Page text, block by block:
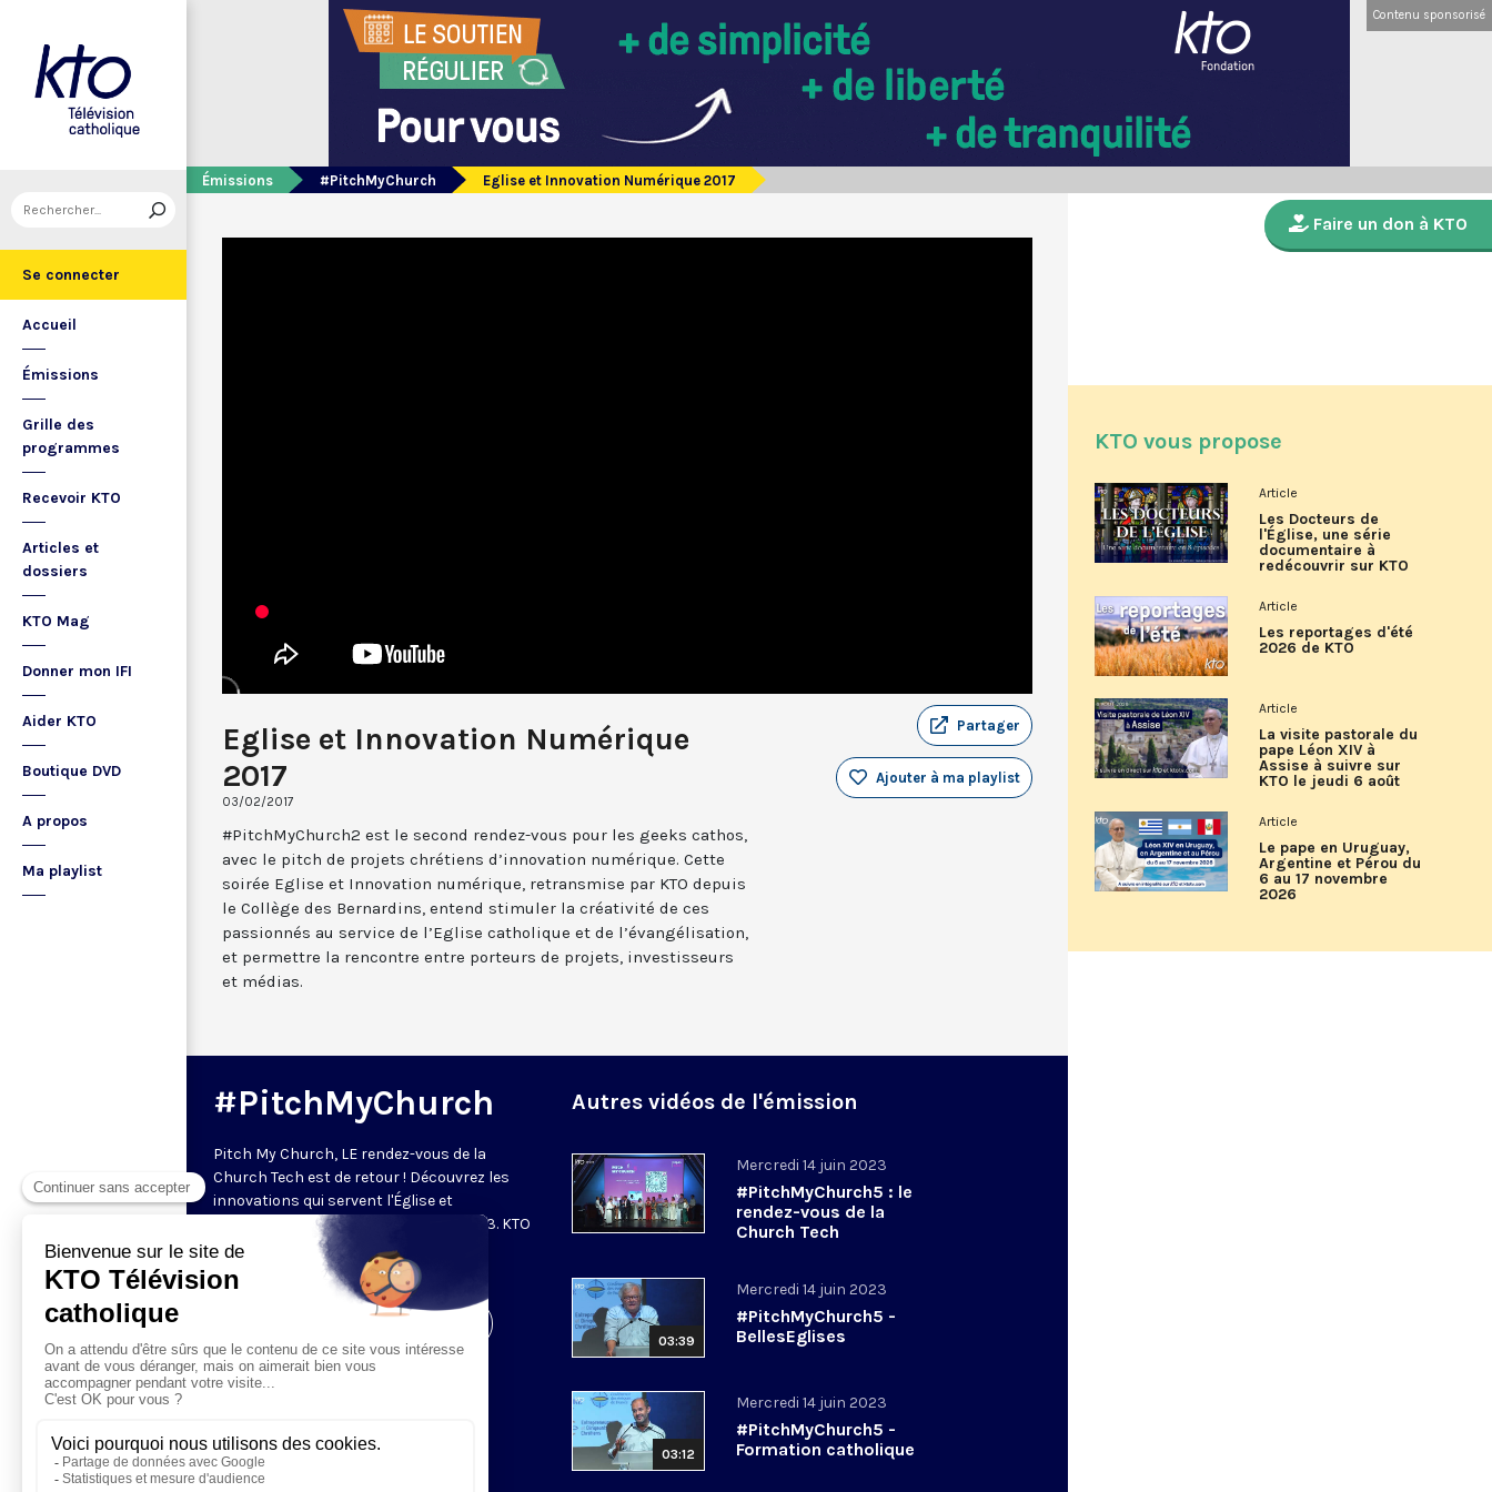
Se connecter
Accueil
Émissions
Grille des
programmes
Recevoir KTO
Articles et
dossiers
KTO Mag
Donner mon IFI
Aider KTO
Boutique DVD
A propos
Ma playlist
Contenu sponsorisé
Émissions #PitchMyChurch Eglise et Innovation Numérique 2017
Eglise et Innovation Numérique
2017
03/02/2017
Partager
Ajouter à ma playlist
#PitchMyChurch2 est le second rendez-vous pour les geeks cathos,
avec le pitch de projets chrétiens d’innovation numérique. Cette
soirée Eglise et Innovation numérique, retransmise par KTO depuis
le Collège des Bernardins, entend stimuler la créativité de ces
passionnés au service de l’Eglise catholique et de l’évangélisation,
et permettre la rencontre entre porteurs de projets, investisseurs
et médias.
#PitchMyChurch
Pitch My Church, LE rendez-vous de la
Church Tech est de retour ! Découvrez les
innovations qui servent l'Église et
l'évangélisation le mercredi 14 juin 2023. KTO
est partenaire de l'événement et
retransmettra la soirée.
Autres vidéos de l'émission
Mercredi 14 juin 2023
#PitchMyChurch5 : le
rendez-vous de la
Church Tech
03:39
Mercredi 14 juin 2023
#PitchMyChurch5 -
BellesEglises
03:12
Mercredi 14 juin 2023
#PitchMyChurch5 -
Formation catholique
Faire un don à KTO
KTO vous propose
Article
Les Docteurs de
l'Église, une série
documentaire à
redécouvrir sur KTO
Article
Les reportages d'été
2026 de KTO
Article
La visite pastorale du
pape Léon XIV à
Assise à suivre sur
KTO le jeudi 6 août
Article
Le pape en Uruguay,
Argentine et Pérou du
6 au 17 novembre
2026